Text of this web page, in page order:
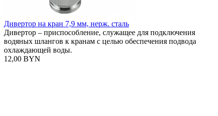
Дивертор на кран 7,9 мм, нерж. сталь
Дивертор – приспособление, служащее для подключения
водяных шлангов к кранам с целью обеспечения подвода
охлаждающей воды.
12,00 BYN